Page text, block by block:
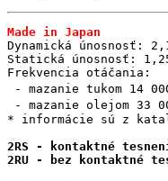
Made in Japan
Dynamická únosnosť:
Statická únosnosť:
Frekvencia otáčania:
- mazanie tukom 14
- mazanie olejom 33
* informácie sú z
2RS - kontaktné
2RU - bez kontaktné